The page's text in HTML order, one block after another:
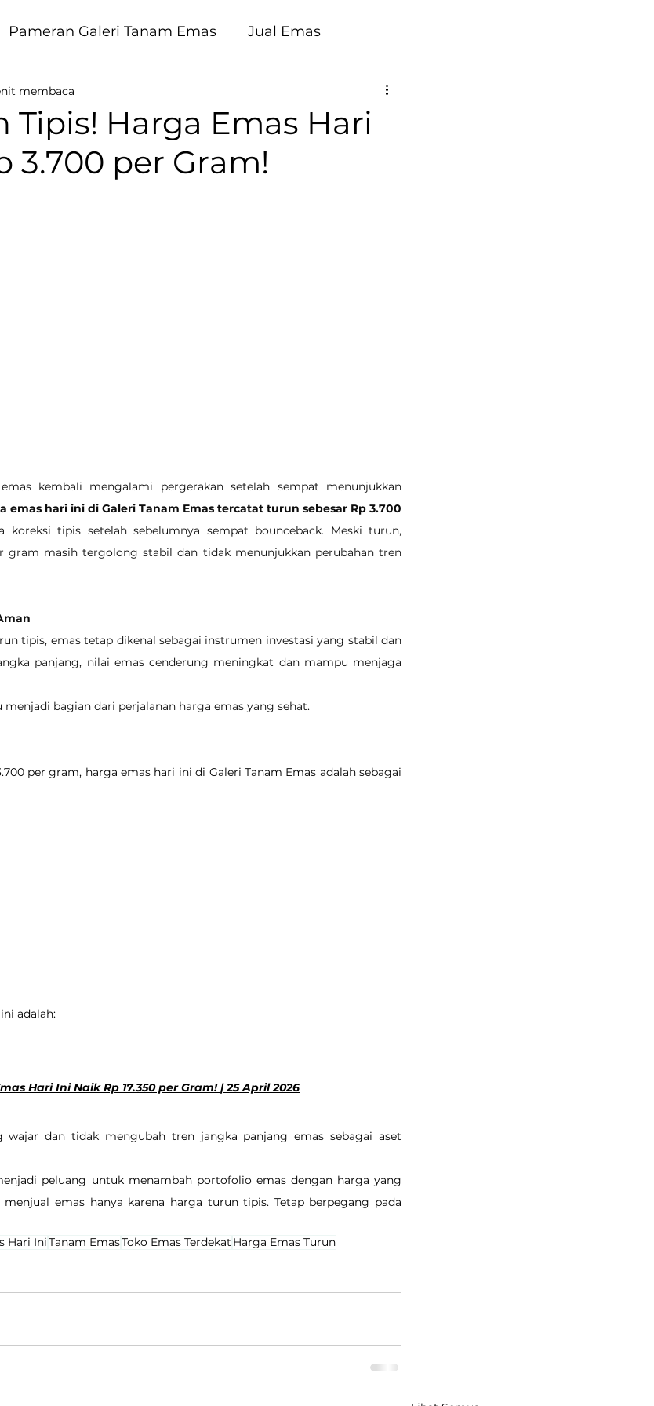
Pameran Galeri Tanam Emas Jual Emas
Tipis! Harga Emas Hari
3.700 per Gram!
membaca
kembali mengalami pergerakan setelah sempat menunjukkan
emas hari ini di Galeri Tanam Emas tercatat turun sebesar Rp 3.700
koreksi tipis setelah sebelumnya sempat bounceback. Meski turun,
gram masih tergolong stabil dan tidak menunjukkan perubahan tren
tipis, emas tetap dikenal sebagai instrumen investasi yang stabil dan
panjang, nilai emas cenderung meningkat dan mampu menjaga
bagian dari perjalanan harga emas yang sehat.
per gram, harga emas hari ini di Galeri Tanam Emas adalah sebagai
adalah:
Hari Ini Naik Rp 17.350 per Gram! | 25 April 2026
wajar dan tidak mengubah tren jangka panjang emas sebagai aset
peluang untuk menambah portofolio emas dengan harga yang
emas hanya karena harga turun tipis. Tetap berpegang pada
Hari IniTanam EmasToko Emas Terdekat Harga Emas Turun